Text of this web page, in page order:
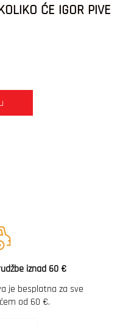
ĆE IGOR PIVE
iznad 60 €
je besplatna za sve
od 60 €.